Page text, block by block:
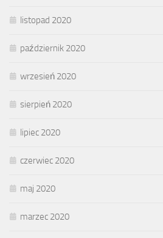
listopad 2020
październik 2020
wrzesień 2020
sierpień 2020
lipiec 2020
czerwiec 2020
maj 2020
marzec 2020